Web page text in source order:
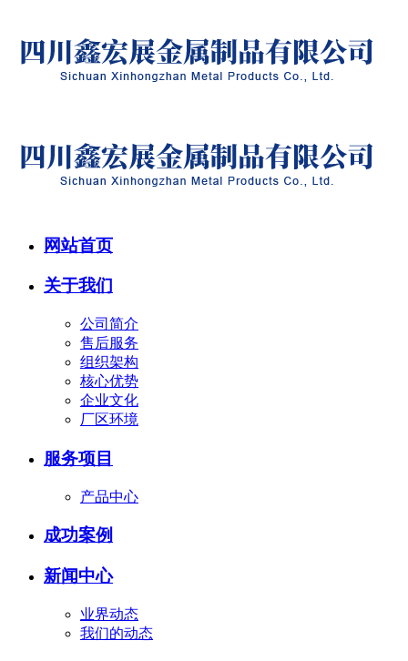
网站首页
关于我们
公司简介
售后服务
组织架构
核心优势
企业文化
厂区环境
服务项目
产品中心
成功案例
新闻中心
业界动态
我们的动态